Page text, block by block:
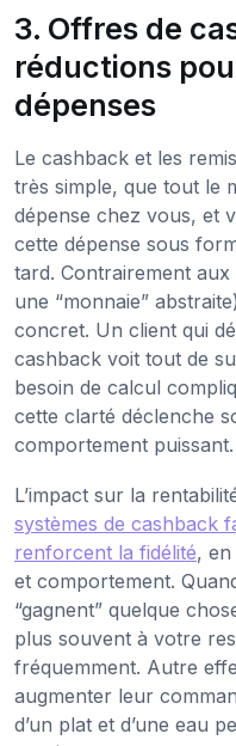
3. Offres de
réductions
dépenses
Le cashback et les
très simple, que tout le
dépense chez vous, et
cette dépense sous
tard. Contrairement
une “monnaie”
concret. Un client qui
cashback voit tout de
besoin de calcul
cette clarté déclenche
comportement puissant.
L’impact sur la
systèmes de cashback
renforcent la fidélité,
et comportement.
“gagnent” quelque
plus souvent à votre
fréquemment. Autre
augmenter leur
d’un plat et d’une eau